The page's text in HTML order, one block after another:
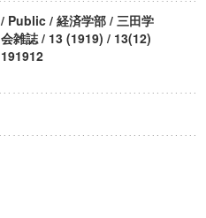
/ Public / 経済学部 / 三田学
会雑誌 / 13 (1919) / 13(12)
191912